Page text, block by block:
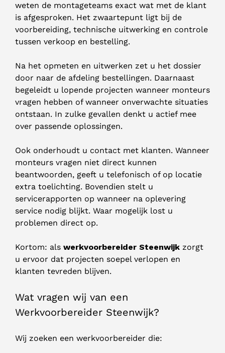
weten de montageteams exact wat met de klant
is afgesproken. Het zwaartepunt ligt bij de
voorbereiding, technische uitwerking en controle
tussen verkoop en bestelling.
Na het opmeten en uitwerken zet u het dossier
door naar de afdeling bestellingen. Daarnaast
begeleidt u lopende projecten wanneer monteurs
vragen hebben of wanneer onverwachte situaties
ontstaan. In zulke gevallen denkt u actief mee
over passende oplossingen.
Ook onderhoudt u contact met klanten. Wanneer
monteurs vragen niet direct kunnen
beantwoorden, geeft u telefonisch of op locatie
extra toelichting. Bovendien stelt u
servicerapporten op wanneer na oplevering
service nodig blijkt. Waar mogelijk lost u
problemen direct op.
Kortom: als werkvoorbereider Steenwijk zorgt
u ervoor dat projecten soepel verlopen en
klanten tevreden blijven.
Wat vragen wij van een
Werkvoorbereider Steenwijk?
Wij zoeken een werkvoorbereider die: